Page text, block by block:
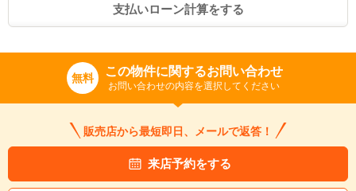
支払いローン計算をする
無料 この物件に関するお問い合わせ
お問い合わせの内容を選択してください
販売店から最短即日、メールで返答！
来店予約をする